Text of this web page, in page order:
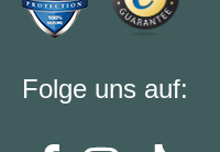
Folge uns auf: